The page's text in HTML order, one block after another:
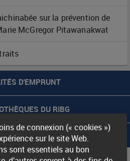
sur la prévention de
McGregor Pitawanakwat
D'EMPRUNT
DU RIBG
DU RIBG
joindre
de connexion (« cookies »)
sur le site Web.
sont essentiels au bon